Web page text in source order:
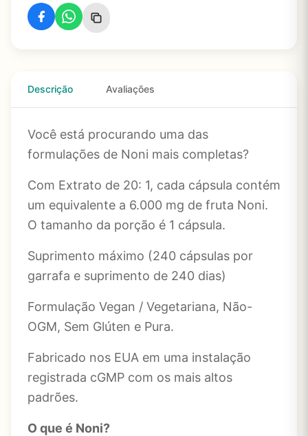
Descrição Avaliações
Você está procurando uma das
formulações de Noni mais completas?
Com Extrato de 20: 1, cada cápsula contém
um equivalente a 6.000 mg de fruta Noni.
O tamanho da porção é 1 cápsula.
Suprimento máximo (240 cápsulas por
garrafa e suprimento de 240 dias)
Formulação Vegan / Vegetariana, Não-
OGM, Sem Glúten e Pura.
Fabricado nos EUA em uma instalação
registrada cGMP com os mais altos
padrões.
O que é Noni?